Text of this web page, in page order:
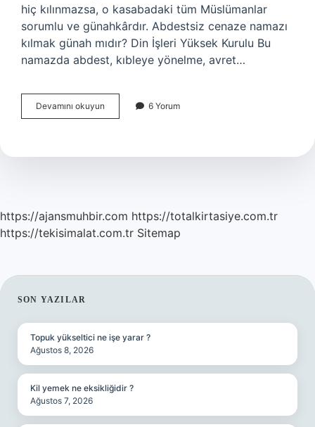
hiç kılınmazsa, o kasabadaki tüm Müslümanlar
sorumlu ve günahkârdır. Abdestsiz cenaze namazı
kılmak günah mıdır? Din İşleri Yüksek Kurulu Bu
namazda abdest, kıbleye yönelme, avret…
Devamını okuyun
Namazında
Okunmaz
6 Yorum
https://ajansmuhbir.com https://totalkirtasiye.com.tr
https://tekisimalat.com.tr Sitemap
SIDEBAR
SON YAZILAR
Topuk yükseltici ne işe yarar ?
Ağustos 8, 2026
Kil yemek ne eksikliğidir ?
Ağustos 7, 2026